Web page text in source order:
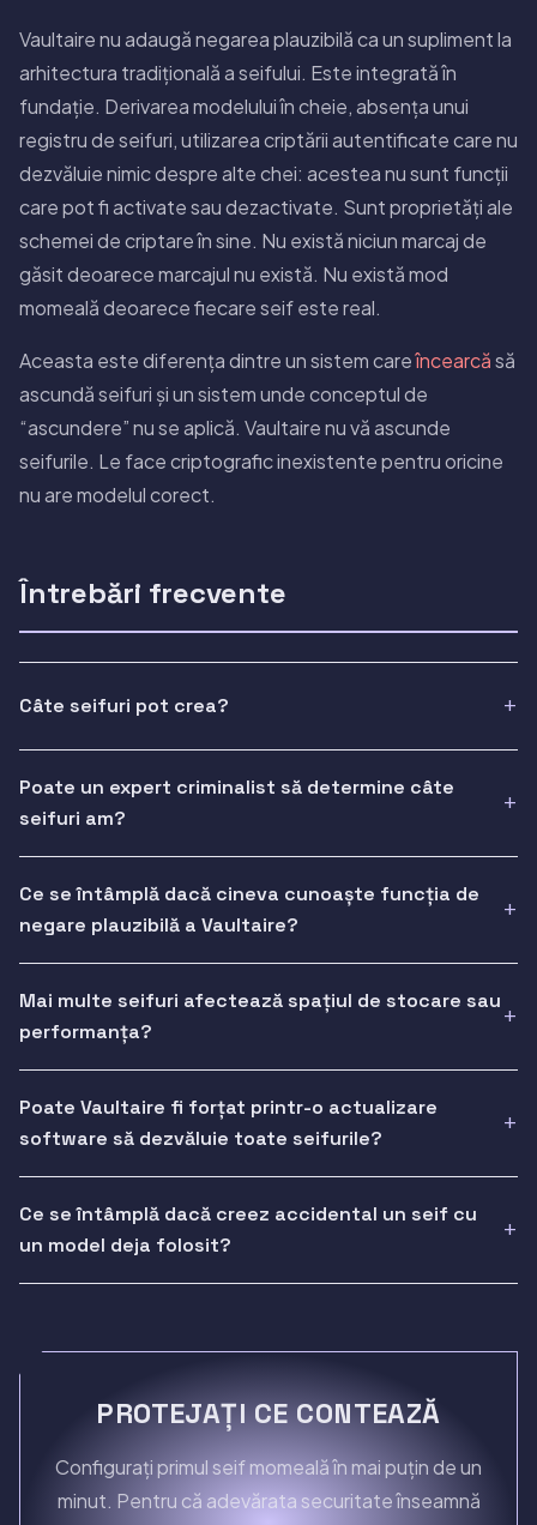
Vaultaire nu adaugă negarea plauzibilă ca un supliment la
arhitectura tradițională a seifului. Este integrată în
fundație. Derivarea modelului în cheie, absența unui
registru de seifuri, utilizarea criptării autentificate care nu
dezvăluie nimic despre alte chei: acestea nu sunt funcții
care pot fi activate sau dezactivate. Sunt proprietăți ale
schemei de criptare în sine. Nu există niciun marcaj de
găsit deoarece marcajul nu există. Nu există mod
momeală deoarece fiecare seif este real.
Aceasta este diferența dintre un sistem careîncearcăsă
ascundă seifuri și un sistem unde conceptul de
“ascundere” nu se aplică. Vaultaire nu vă ascunde
seifurile. Le face criptografic inexistente pentru oricine
nu are modelul corect.
Întrebări frecvente
Câte seifuri pot crea?
Poate un expert criminalist să determine câte
seifuri am?
Ce se întâmplă dacă cineva cunoaște funcția de
negare plauzibilă a Vaultaire?
Mai multe seifuri afectează spațiul de stocare sau
performanța?
Poate Vaultaire fi forțat printr-o actualizare
software să dezvăluie toate seifurile?
Ce se întâmplă dacă creez accidental un seif cu
un model deja folosit?
PROTEJAȚI CE CONTEAZĂ
Configurați primul seif momeală în mai puțin de un
minut. Pentru că adevărata securitate înseamnă